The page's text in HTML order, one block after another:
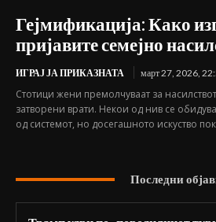
Гејмификација: Како
пријавите семејно
ИГРАЈ ЈА ПРИКАЗНАТА март 27, 2026,
Стотици жени премолчуваат за
затворени врати. Некои од нив се
од системот, но досегашното искуство
Последни